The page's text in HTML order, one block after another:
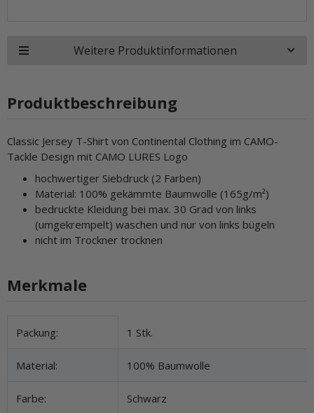
Weitere Produktinformationen
Produktbeschreibung
Classic Jersey T-Shirt von Continental Clothing im CAMO-
Tackle Design mit CAMO LURES Logo
hochwertiger Siebdruck (2 Farben)
Material: 100% gekämmte Baumwolle (165g/m²)
bedruckte Kleidung bei max. 30 Grad von links
(umgekrempelt) waschen und nur von links bügeln
nicht im Trockner trocknen
Merkmale
Produkteigenschaft
Wert
Packung: 1 Stk.
Material: 100% Baumwolle
Farbe: Schwarz